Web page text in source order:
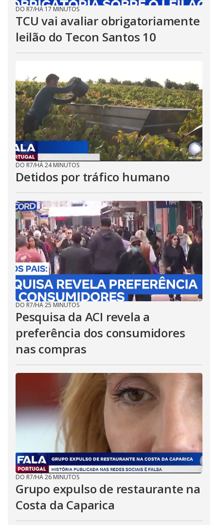
DO R7/HÁ 17 MINUTOS
TCU vai avaliar obrigatoriamente
leilão do Tecon Santos 10
DO R7/HÁ 24 MINUTOS
Detidos por tráfico humano
DO R7/HÁ 25 MINUTOS
Pesquisa da ACI revela a
preferência dos consumidores
nas compras
DO R7/HÁ 26 MINUTOS
Grupo expulso de restaurante na
Costa da Caparica